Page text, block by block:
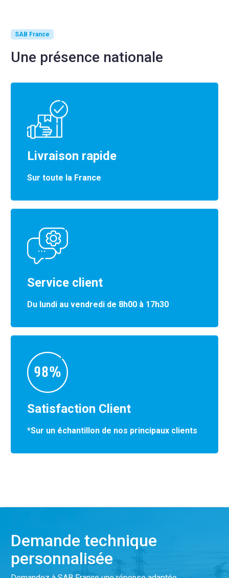
SAB France
Une présence nationale
Livraison rapide
Sur toute la France
Service client
Du lundi au vendredi de 8h00 à 17h30
Satisfaction Client
*Sur un échantillon de nos principaux clients
Demande technique
personnalisée